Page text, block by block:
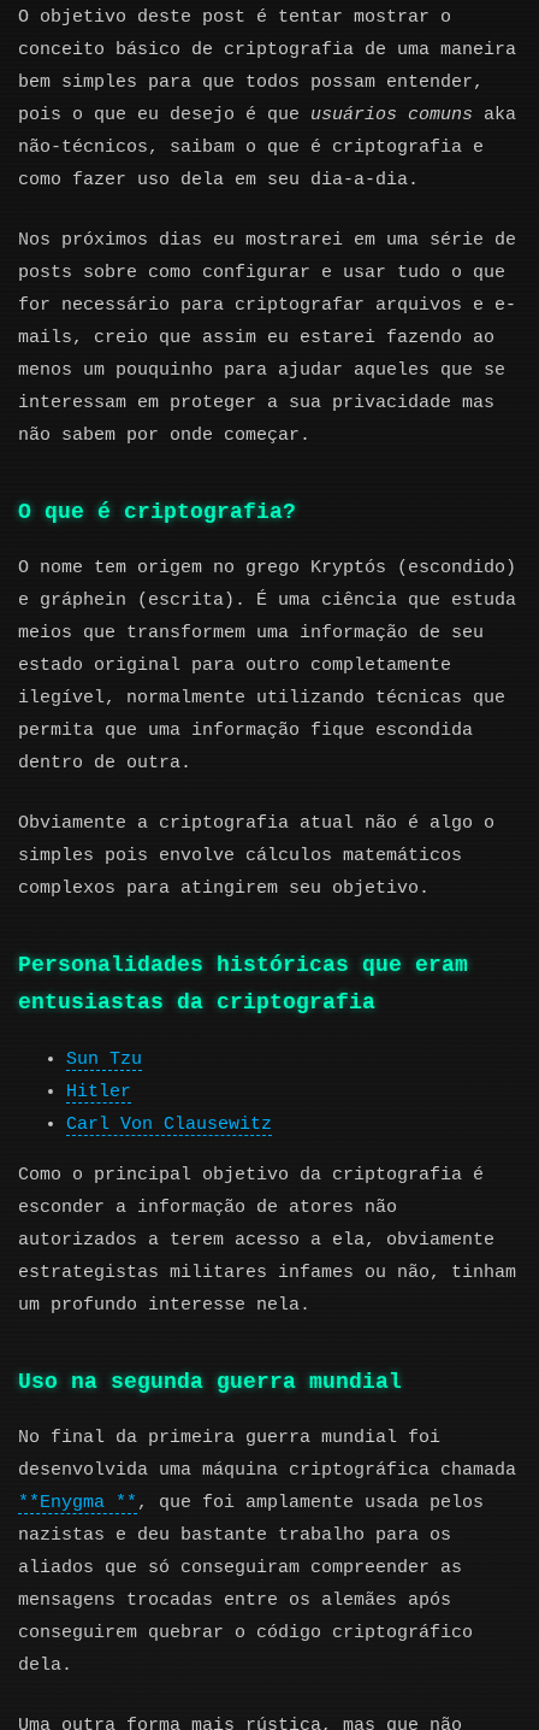
O objetivo deste post é tentar mostrar o
conceito básico de criptografia de uma maneira
bem simples para que todos possam entender,
pois o que eu desejo é que usuários comuns aka
não-técnicos, saibam o que é criptografia e
como fazer uso dela em seu dia-a-dia.
Nos próximos dias eu mostrarei em uma série de
posts sobre como configurar e usar tudo o que
for necessário para criptografar arquivos e e-
mails, creio que assim eu estarei fazendo ao
menos um pouquinho para ajudar aqueles que se
interessam em proteger a sua privacidade mas
não sabem por onde começar.
O que é criptografia?
O nome tem origem no grego Kryptós (escondido)
e gráphein (escrita). É uma ciência que estuda
meios que transformem uma informação de seu
estado original para outro completamente
ilegível, normalmente utilizando técnicas que
permita que uma informação fique escondida
dentro de outra.
Obviamente a criptografia atual não é algo o
simples pois envolve cálculos matemáticos
complexos para atingirem seu objetivo.
Personalidades históricas que eram
entusiastas da criptografia
Sun Tzu
Hitler
Carl Von Clausewitz
Como o principal objetivo da criptografia é
esconder a informação de atores não
autorizados a terem acesso a ela, obviamente
estrategistas militares infames ou não, tinham
um profundo interesse nela.
Uso na segunda guerra mundial
No final da primeira guerra mundial foi
desenvolvida uma máquina criptográfica chamada
**Enygma ** , que foi amplamente usada pelos
nazistas e deu bastante trabalho para os
aliados que só conseguiram compreender as
mensagens trocadas entre os alemães após
conseguirem quebrar o código criptográfico
dela.
Uma outra forma mais rústica, mas que não